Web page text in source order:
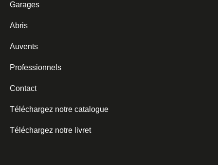
Garages
Abris
Auvents
Professionnels
Contact
Téléchargez notre catalogue
Téléchargez notre livret